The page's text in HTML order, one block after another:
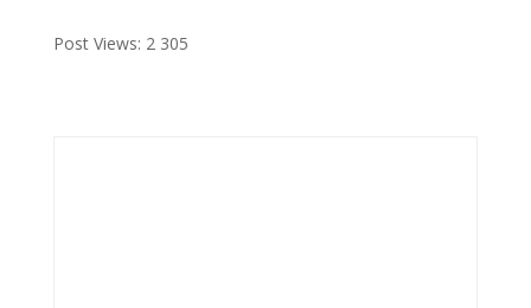
Post Views: 2 305